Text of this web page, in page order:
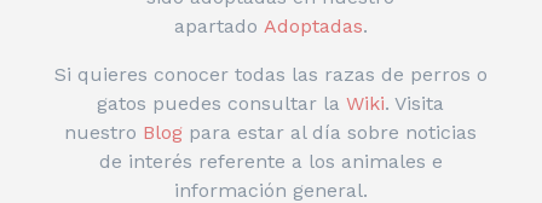
apartado Adoptadas.
Si quieres conocer todas las razas de perros o
gatos puedes consultar laWiki. Visita
nuestro Blog para estar al día sobre noticias
de interés referente a los animales e
información general.